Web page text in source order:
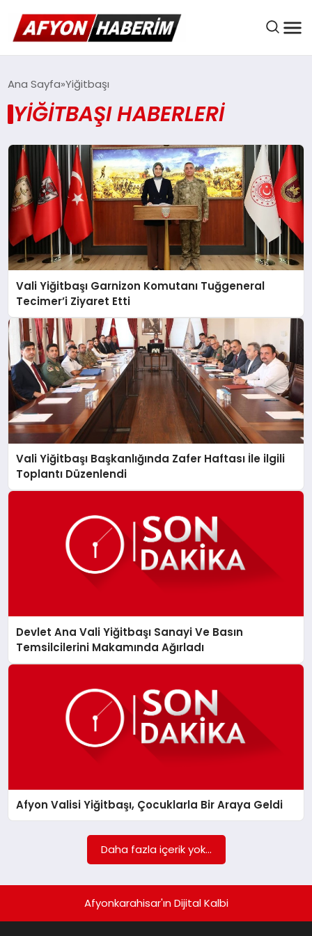
AFYON HABER
BELEDIYELER
EKONOMI
DÜNYA
SPOR
MAGAZIN
SAĞLIK
Ana Sayfa Yiğitbaşı
YIĞITBAŞI HABERLERI
Vali Yiğitbaşı Garnizon Komutanı Tuğgeneral
Tecimer’i Ziyaret Etti
Vali Yiğitbaşı Başkanlığında Zafer Haftası İle ilgili
Toplantı Düzenlendi
Devlet Ana Vali Yiğitbaşı Sanayi Ve Basın
Temsilcilerini Makamında Ağırladı
Afyon Valisi Yiğitbaşı, Çocuklarla Bir Araya Geldi
Daha fazla içerik yok...
Afyonkarahisar'ın Dijital Kalbi